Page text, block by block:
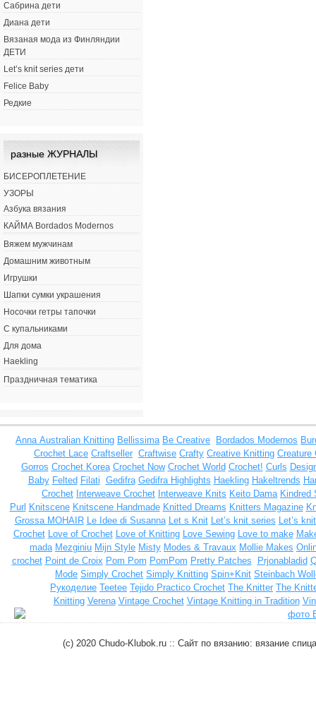
Сабрина дети
Диана дети
Вязаная мода из Финляндии
ДЕТИ
Let’s knit series дети
Felice Baby
Редкие
разные ЖУРНАЛЫ
БИСЕРОПЛЕТЕНИЕ
УЗОРЫ
Азбука вязания
КАЙМА Bordados Modernos
Вяжем мужчинам
Домашним животным
Игрушки
Шапки сумки украшения
Носочки гетры тапочки
С купальниками
Для дома
Haekling
Праздничная тематика
Anna Australian Knitting Bellissima Be Creative Bordados Modernos
Crochet Lace Craftseller Craftwise Crafty Creative Knitting Creature
Gorros Crochet Korea Crochet Now Crochet World Crochet! Curls
Baby Felted Filati Gedifra Gedifra Highlights Haekling Hakeltrends
Crochet Interweave Crochet Interweave Knits Keito Dama Kindred
Purl Knitscene Knitscene Handmade Knitted Dreams Knitters Magazine
Grossa MOHAIR Le Idee di Susanna Let s Knit Let’s knit series Let’s
Crochet Love of Crochet Love of Knitting Love Sewing Love to make
mada Mezginiu Mijn Style Misty Modes & Travaux Mollie Makes
crochet Point de Croix Pom Pom PomPom Pretty Patches Prjonabladid
Mode Simply Crochet Simply Knitting Spin+Knit Steinbach
Рукоделие Teetee Tejido Practico Crochet The Knitter The
Knitting Verena Vintage Crochet Vintage Knitting in Tradition
(c) 2020 Chudo-Klubok.ru :: Сайт по вязанию: вязание